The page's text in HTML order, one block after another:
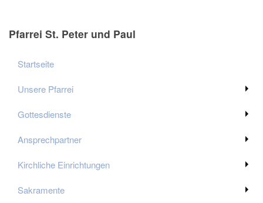
Pfarrei St. Peter und Paul
Startseite
Unsere Pfarrei
Gottesdienste
Ansprechpartner
Kirchliche Einrichtungen
Sakramente